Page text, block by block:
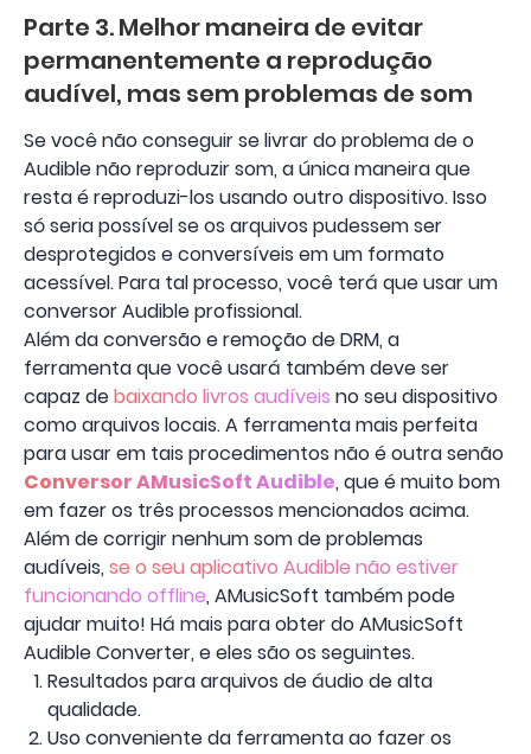
Parte 3. Melhor maneira de evitar
permanentemente a reprodução
audível, mas sem problemas de som
Se você não conseguir se livrar do problema de o
Audible não reproduzir som, a única maneira que
resta é reproduzi-los usando outro dispositivo. Isso
só seria possível se os arquivos pudessem ser
desprotegidos e conversíveis em um formato
acessível. Para tal processo, você terá que usar um
conversor Audible profissional.
Além da conversão e remoção de DRM, a
ferramenta que você usará também deve ser
capaz debaixando livros audíveis no seu dispositivo
como arquivos locais. A ferramenta mais perfeita
para usar em tais procedimentos não é outra senão
Conversor AMusicSoft Audible, que é muito bom
em fazer os três processos mencionados acima.
Além de corrigir nenhum som de problemas
audíveis, se o seu aplicativo Audible não estiver
funcionando offline, AMusicSoft também pode
ajudar muito! Há mais para obter do AMusicSoft
Audible Converter, e eles são os seguintes.
Resultados para arquivos de áudio de alta
qualidade.
Uso conveniente da ferramenta ao fazer os